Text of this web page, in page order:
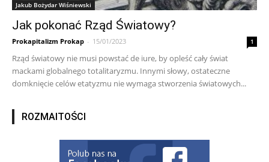
Jakub Bożydar Wiśniewski
Jak pokonać Rząd Światowy?
Prokapitalizm Prokap - 15/01/2023 1
Rząd światowy nie musi powstać de iure, by opleść cały świat
mackami globalnego totalitaryzmu. Innymi słowy, ostateczne
domknięcie celów etatyzmu nie wymaga stworzenia światowych...
ROZMAITOŚCI